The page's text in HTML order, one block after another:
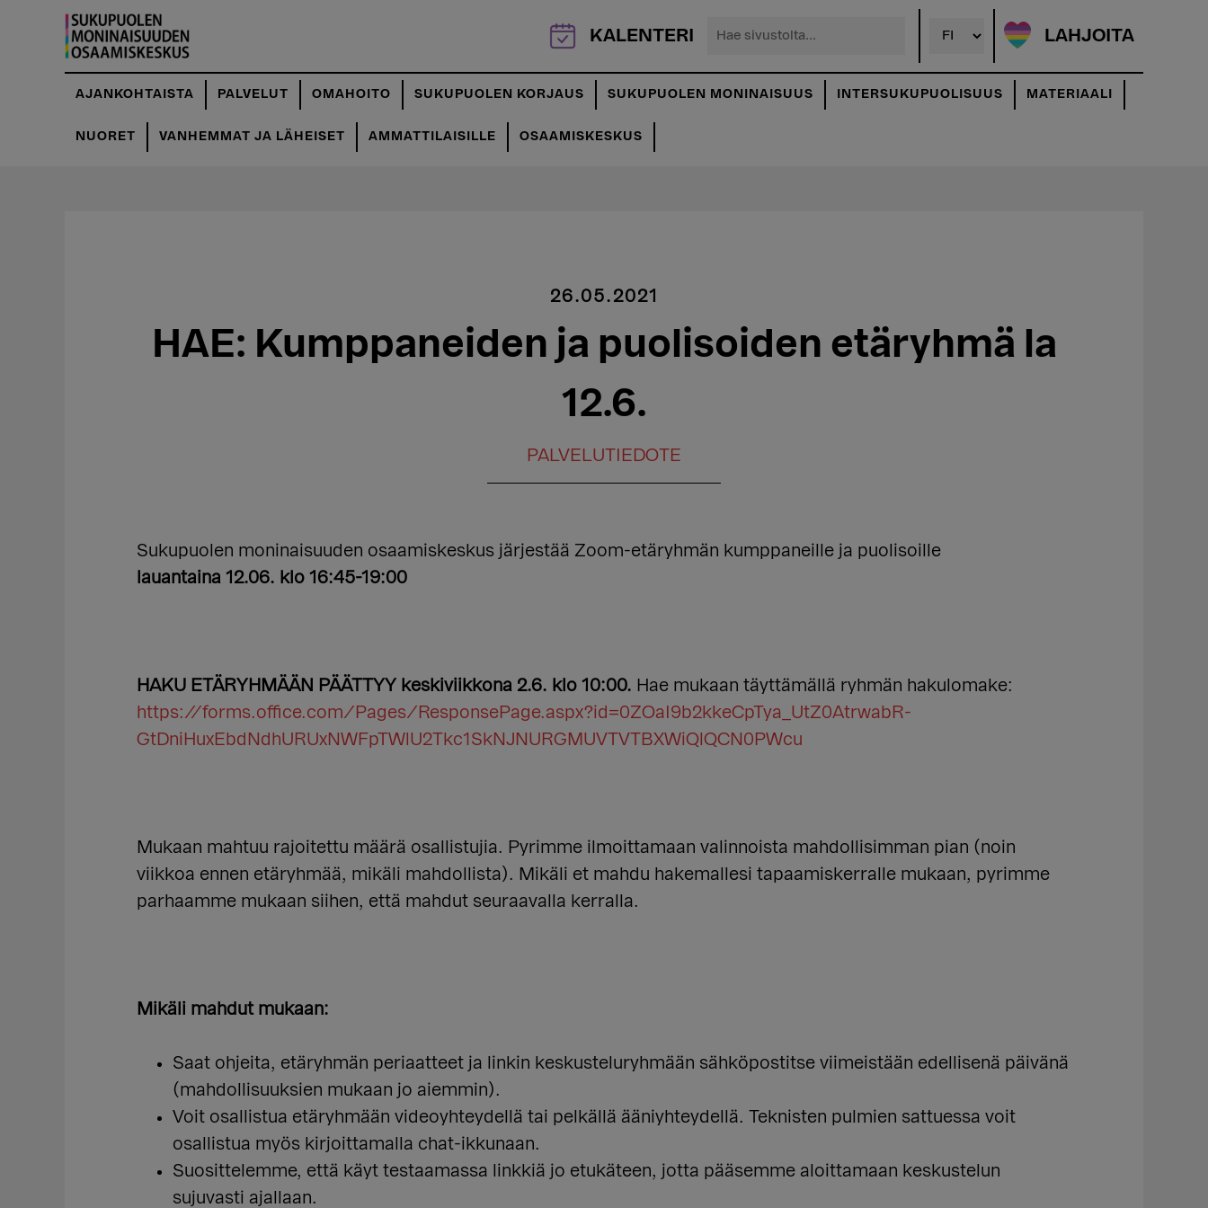
pääsisältöön
LAHJOITA
Hae
KALENTERI
AJANKOHTAISTA PALVELUT OMAHOITO SUKUPUOLEN KORJAUS SUKUPUOLEN MONINAISUUS INTERSUKUPUOLISUUS MATERIAALI
NUORET VANHEMMAT JA LÄHEISET AMMATTILAISILLE OSAAMISKESKUS
26.05.2021
HAE: Kumppaneiden ja puolisoiden etäryhmä la
12.6.
PALVELUTIEDOTE
Sukupuolen moninaisuuden osaamiskeskus järjestää Zoom-etäryhmän kumppaneille ja puolisoille
lauantaina 12.06. klo 16:45-19:00
HAKU ETÄRYHMÄÄN PÄÄTTYY keskiviikkona 2.6. klo 10:00. Hae mukaan täyttämällä ryhmän hakulomake:
https://forms.office.com/Pages/ResponsePage.aspx?id=0ZOaI9b2kkeCpTya_UtZ0AtrwabR-
GtDniHuxEbdNdhURUxNWFpTWlU2Tkc1SkNJNURGMUVTVTBXWiQlQCN0PWcu
Mukaan mahtuu rajoitettu määrä osallistujia. Pyrimme ilmoittamaan valinnoista mahdollisimman pian (noin
viikkoa ennen etäryhmää, mikäli mahdollista). Mikäli et mahdu hakemallesi tapaamiskerralle mukaan, pyrimme
parhaamme mukaan siihen, että mahdut seuraavalla kerralla.
Mikäli mahdut mukaan:
Saat ohjeita, etäryhmän periaatteet ja linkin keskusteluryhmään sähköpostitse viimeistään edellisenä päivänä
(mahdollisuuksien mukaan jo aiemmin).
Voit osallistua etäryhmään videoyhteydellä tai pelkällä ääniyhteydellä. Teknisten pulmien sattuessa voit
osallistua myös kirjoittamalla chat-ikkunaan.
Suosittelemme, että käyt testaamassa linkkiä jo etukäteen, jotta pääsemme aloittamaan keskustelun
sujuvasti ajallaan.